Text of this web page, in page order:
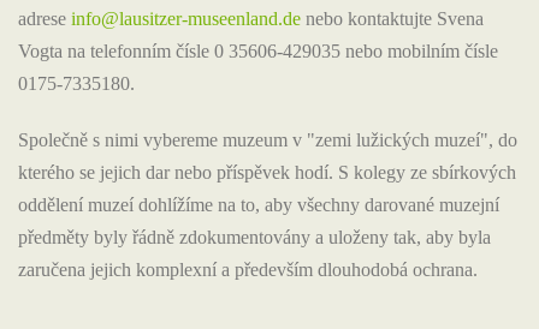
adrese info@lausitzer-museenland.de nebo kontaktujte Svena
Vogta na telefonním čísle 0 35606-429035 nebo mobilním čísle
0175-7335180.
Společně s nimi vybereme muzeum v "zemi lužických muzeí", do
kterého se jejich dar nebo příspěvek hodí. S kolegy ze sbírkových
oddělení muzeí dohlížíme na to, aby všechny darované muzejní
předměty byly řádně zdokumentovány a uloženy tak, aby byla
zaručena jejich komplexní a především dlouhodobá ochrana.